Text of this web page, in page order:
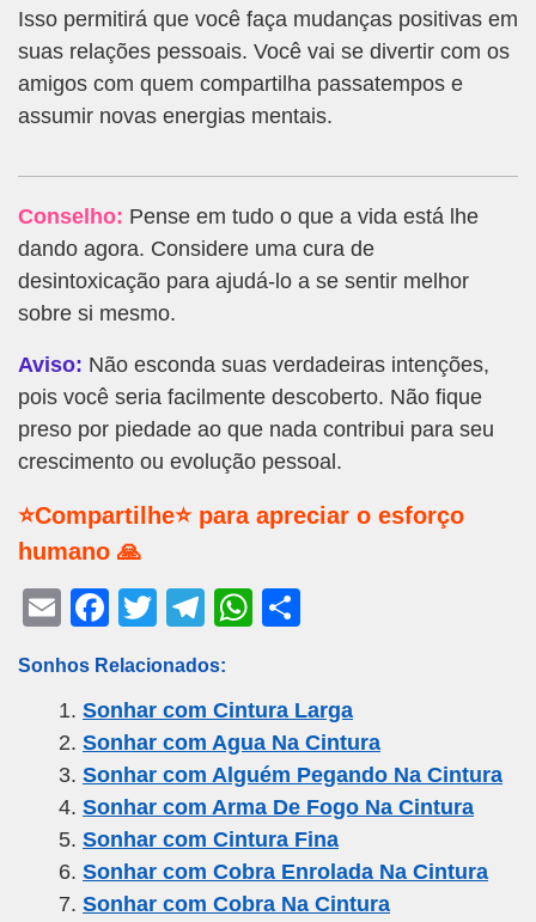
Isso permitirá que você faça mudanças positivas em
suas relações pessoais. Você vai se divertir com os
amigos com quem compartilha passatempos e
assumir novas energias mentais.
Conselho: Pense em tudo o que a vida está lhe
dando agora. Considere uma cura de
desintoxicação para ajudá-lo a se sentir melhor
sobre si mesmo.
Aviso: Não esconda suas verdadeiras intenções,
pois você seria facilmente descoberto. Não fique
preso por piedade ao que nada contribui para seu
crescimento ou evolução pessoal.
⭐Compartilhe⭐ para apreciar o esforço
humano 🙏
E
ail
F
c
e
b
o
o
k
T
tt
er
T
e
gr
a
m
W
s
A
p
p
e
Sonhos Relacionados:
Sonhar com Cintura Larga
Sonhar com Agua Na Cintura
Sonhar com Alguém Pegando Na Cintura
Sonhar com Arma De Fogo Na Cintura
Sonhar com Cintura Fina
Sonhar com Cobra Enrolada Na Cintura
Sonhar com Cobra Na Cintura